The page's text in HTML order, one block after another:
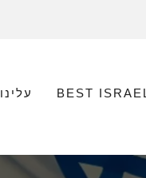
BEST עלינו